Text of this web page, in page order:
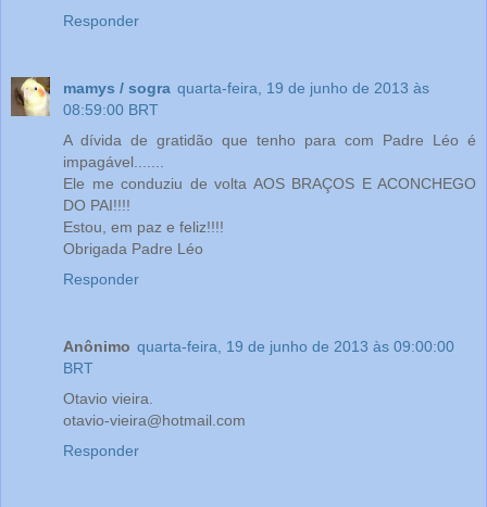
Responder
mamys / sogra quarta-feira, 19 de junho de 2013 às
08:59:00 BRT
A dívida de gratidão que tenho para com Padre Léo é
impagável.......
Ele me conduziu de volta AOS BRAÇOS E ACONCHEGO
DO PAI!!!!
Estou, em paz e feliz!!!!
Obrigada Padre Léo
Responder
Anônimo quarta-feira, 19 de junho de 2013 às 09:00:00
BRT
Otavio vieira.
otavio-vieira@hotmail.com
Responder